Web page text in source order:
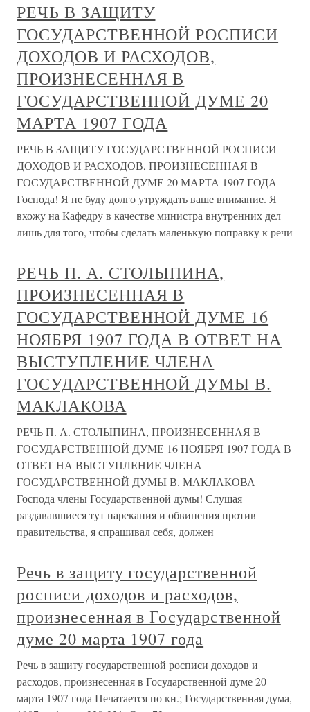
РЕЧЬ В ЗАЩИТУ
ГОСУДАРСТВЕННОЙ РОСПИСИ
ДОХОДОВ И РАСХОДОВ,
ПРОИЗНЕСЕННАЯ В
ГОСУДАРСТВЕННОЙ ДУМЕ 20
МАРТА 1907 ГОДА
РЕЧЬ В ЗАЩИТУ ГОСУДАРСТВЕННОЙ РОСПИСИ
ДОХОДОВ И РАСХОДОВ, ПРОИЗНЕСЕННАЯ В
ГОСУДАРСТВЕННОЙ ДУМЕ 20 МАРТА 1907 ГОДА
Господа! Я не буду долго утруждать ваше внимание. Я
вхожу на Кафедру в качестве министра внутренних дел
лишь для того, чтобы сделать маленькую поправку к речи
РЕЧЬ П. А. СТОЛЫПИНА,
ПРОИЗНЕСЕННАЯ В
ГОСУДАРСТВЕННОЙ ДУМЕ 16
НОЯБРЯ 1907 ГОДА В ОТВЕТ НА
ВЫСТУПЛЕНИЕ ЧЛЕНА
ГОСУДАРСТВЕННОЙ ДУМЫ В.
МАКЛАКОВА
РЕЧЬ П. А. СТОЛЫПИНА, ПРОИЗНЕСЕННАЯ В
ГОСУДАРСТВЕННОЙ ДУМЕ 16 НОЯБРЯ 1907 ГОДА В
ОТВЕТ НА ВЫСТУПЛЕНИЕ ЧЛЕНА
ГОСУДАРСТВЕННОЙ ДУМЫ В. МАКЛАКОВА
Господа члены Государственной думы! Слушая
раздававшиеся тут нарекания и обвинения против
правительства, я спрашивал себя, должен
Речь в защиту государственной
росписи доходов и расходов,
произнесенная в Государственной
думе 20 марта 1907 года
Речь в защиту государственной росписи доходов и
расходов, произнесенная в Государственной думе 20
марта 1907 года Печатается по кн.; Государственная дума,